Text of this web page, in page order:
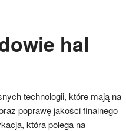
hal
technologii, które mają na
poprawę jakości finalnego
która polega na